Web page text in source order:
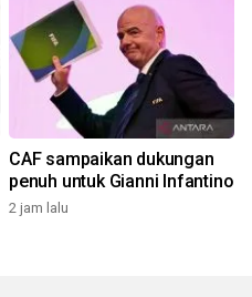
CAF sampaikan dukungan
penuh untuk Gianni Infantino
2 jam lalu